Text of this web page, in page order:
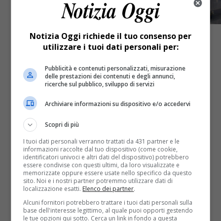
Attualità 6 anni fa
Maggiora cerca aiuti per lo storico
Notizia Oggi richiede il tuo consenso per
utilizzare i tuoi dati personali per:
Pubblicità e contenuti personalizzati, misurazione
delle prestazioni dei contenuti e degli annunci,
ricerche sul pubblico, sviluppo di servizi
Archiviare informazioni su dispositivo e/o accedervi
Scopri di più
I tuoi dati personali verranno trattati da 431 partner e le
informazioni raccolte dal tuo dispositivo (come cookie,
identificatori univoci e altri dati del dispositivo) potrebbero
essere condivise con questi ultimi, da loro visualizzate e
memorizzate oppure essere usate nello specifico da questo
sito. Noi e i nostri partner potremmo utilizzare dati di
localizzazione esatti. Elenco dei partner.
Alcuni fornitori potrebbero trattare i tuoi dati personali sulla
base dell'interesse legittimo, al quale puoi opporti gestendo
le tue opzioni qui sotto. Cerca un link in fondo a questa